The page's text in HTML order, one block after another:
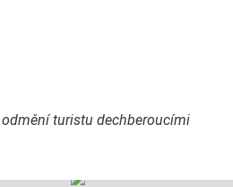
turistu dechberoucími